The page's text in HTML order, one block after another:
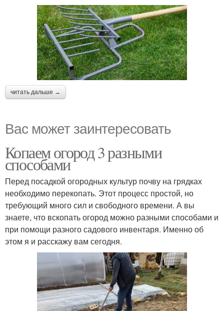
читать дальше →
Вас может заинтересовать
Копаем огород 3 разными
способами
Перед посадкой огородных культур почву на грядках
необходимо перекопать. Этот процесс простой, но
требующий много сил и свободного времени. А вы
знаете, что вскопать огород можно разными способами и
при помощи разного садового инвентаря. Именно об
этом я и расскажу вам сегодня.